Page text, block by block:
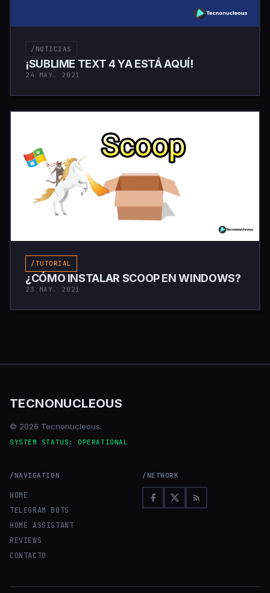
/NOTICIAS
¡SUBLIME TEXT 4 YA ESTÁ AQUÍ!
24 MAY. 2021
/TUTORIAL
¿CÓMO INSTALAR SCOOP EN WINDOWS?
23 MAY. 2021
TECNONUCLEOUS
© 2026 Tecnonucleous.
SYSTEM STATUS: OPERATIONAL
/NAVIGATION
HOME
TELEGRAM BOTS
HOME ASSISTANT
REVIEWS
CONTACTO
/NETWORK